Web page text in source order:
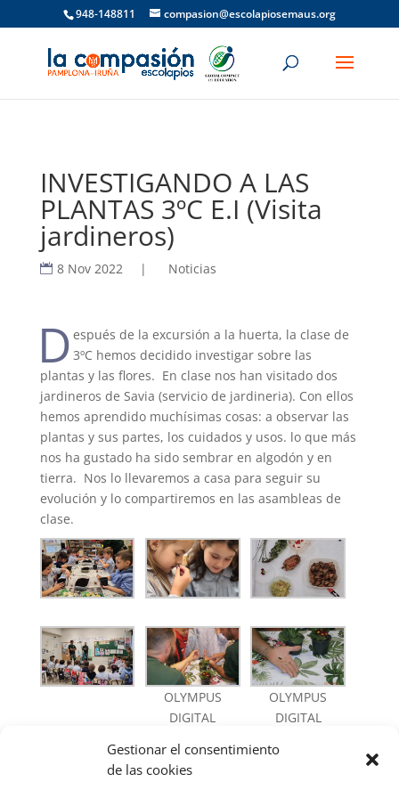
Gestionar el consentimiento
de las cookies
948-148811 compasion@escolapiosemaus.org
INVESTIGANDO A LAS
PLANTAS 3ºC E.I (Visita
jardineros)
8 Nov 2022 | Noticias
D espués de la excursión a la huerta, la clase de
3ºC hemos decidido investigar sobre las
plantas y las flores. En clase nos han visitado dos
jardineros de Savia (servicio de jardineria). Con ellos
hemos aprendido muchísimas cosas: a observar las
plantas y sus partes, los cuidados y usos. lo que más
nos ha gustado ha sido sembrar en algodón y en
tierra. Nos lo llevaremos a casa para seguir su
evolución y lo compartiremos en las asambleas de
clase.
OLYMPUS
DIGITAL
OLYMPUS
DIGITAL